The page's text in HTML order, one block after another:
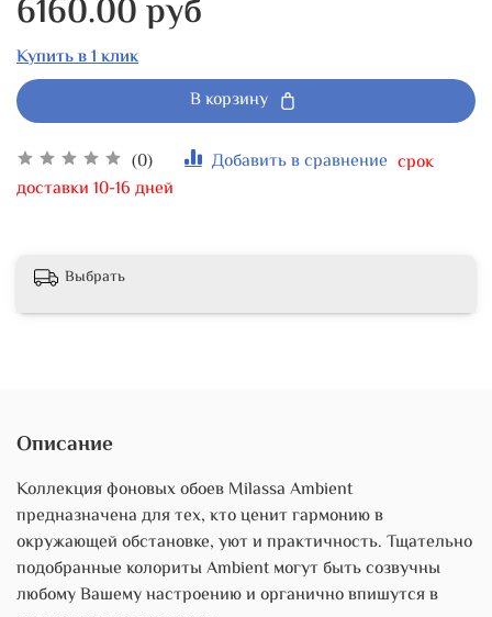
(0) Добавить в сравнение срок
доставки 10-16 дней
6160.00 руб
Купить в 1 клик
В корзину
Выбрать
Описание
Коллекция фоновых обоев Milassa Ambient
предназначена для тех, кто ценит гармонию в
окружающей обстановке, уют и практичность. Тщательно
подобранные колориты Ambient могут быть созвучны
любому Вашему настроению и органично впишутся в